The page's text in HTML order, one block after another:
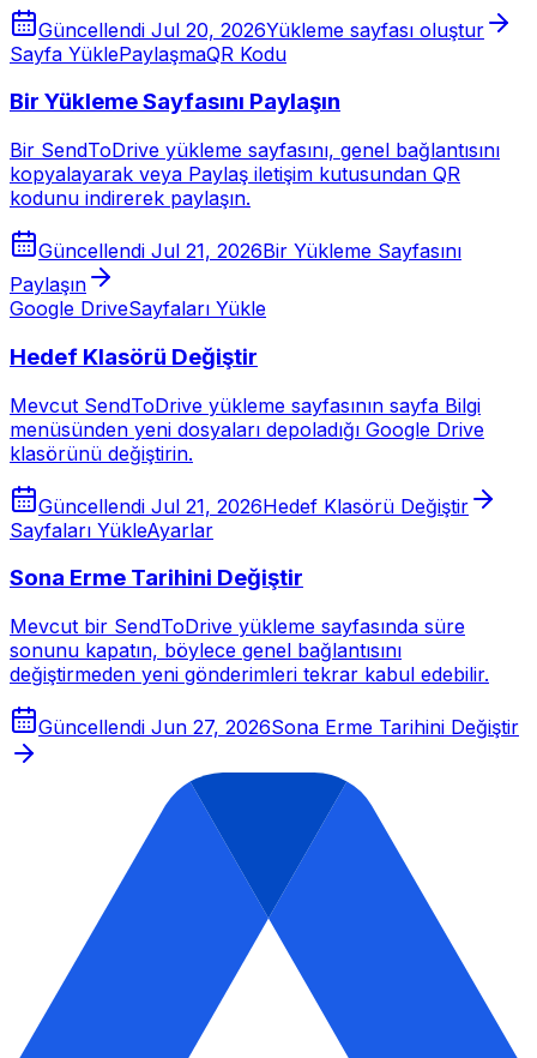
Güncellendi Jul 20, 2026Yükleme sayfası oluştur
Sayfa YüklePaylaşmaQR Kodu
Bir Yükleme Sayfasını Paylaşın
Bir SendToDrive yükleme sayfasını, genel bağlantısını
kopyalayarak veya Paylaş iletişim kutusundan QR
kodunu indirerek paylaşın.
Güncellendi Jul 21, 2026Bir Yükleme Sayfasını
Paylaşın
Google DriveSayfaları Yükle
Hedef Klasörü Değiştir
Mevcut SendToDrive yükleme sayfasının sayfa Bilgi
menüsünden yeni dosyaları depoladığı Google Drive
klasörünü değiştirin.
Güncellendi Jul 21, 2026Hedef Klasörü Değiştir
Sayfaları YükleAyarlar
Sona Erme Tarihini Değiştir
Mevcut bir SendToDrive yükleme sayfasında süre
sonunu kapatın, böylece genel bağlantısını
değiştirmeden yeni gönderimleri tekrar kabul edebilir.
Güncellendi Jun 27, 2026Sona Erme Tarihini Değiştir